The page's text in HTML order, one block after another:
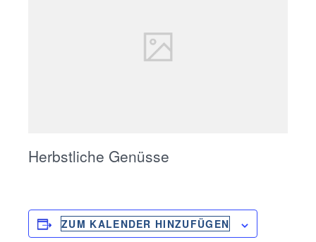
Herbstliche Genüsse
ZUM KALENDER HINZUFÜGEN